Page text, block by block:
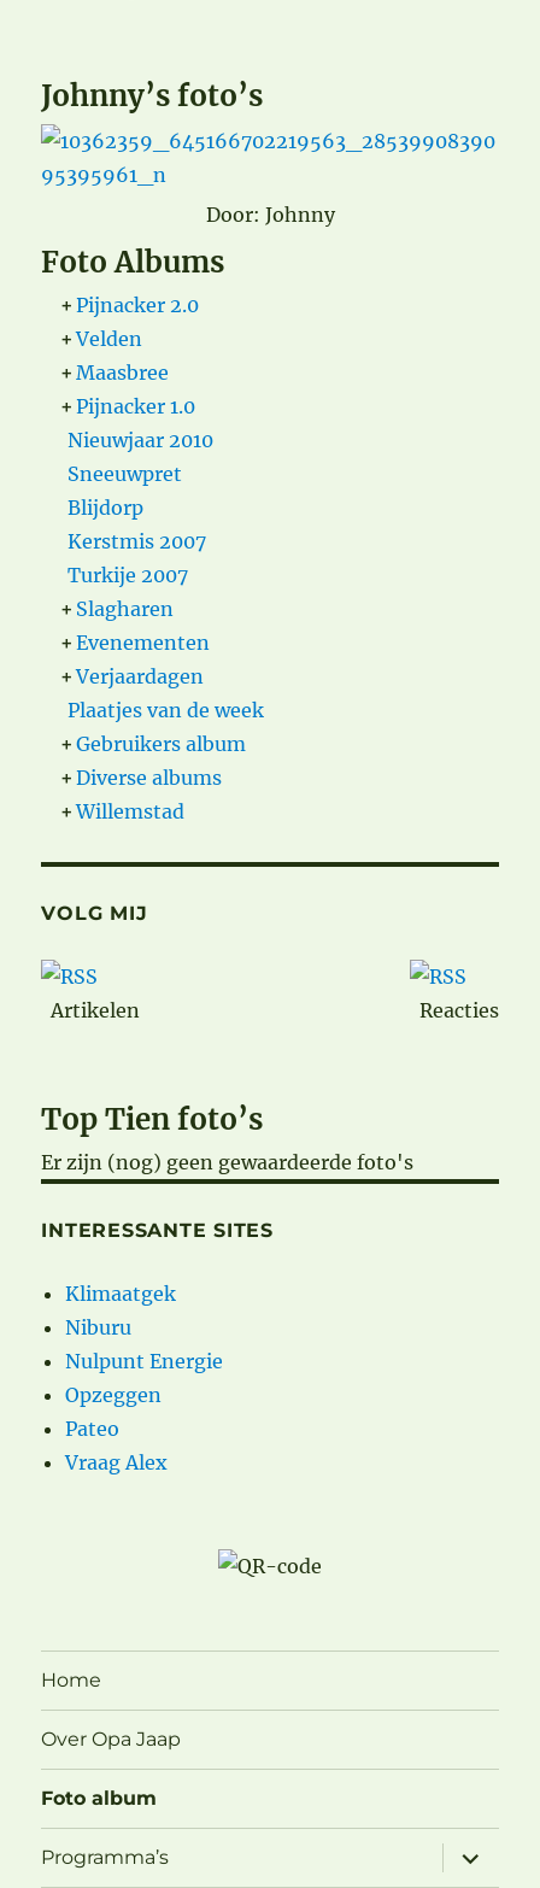
Johnny’s foto’s
Door: Johnny
Foto Albums
+ Pijnacker 2.0
+ Velden
+ Maasbree
+ Pijnacker 1.0
Nieuwjaar 2010
Sneeuwpret
Blijdorp
Kerstmis 2007
Turkije 2007
+ Slagharen
+ Evenementen
+ Verjaardagen
Plaatjes van de week
+ Gebruikers album
+ Diverse albums
+ Willemstad
VOLG MIJ
Artikelen Reacties
Top Tien foto’s
Er zijn (nog) geen gewaardeerde foto's
INTERESSANTE SITES
Klimaatgek
Niburu
Nulpunt Energie
Opzeggen
Pateo
Vraag Alex
Home
Over Opa Jaap
Foto album
Programma’s